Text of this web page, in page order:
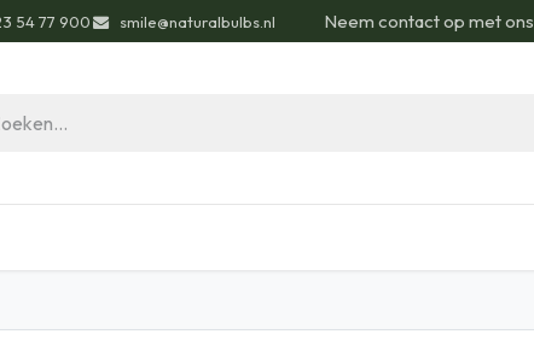
54 77 900 smile@naturalbulbs.nl Neem contact op met ons